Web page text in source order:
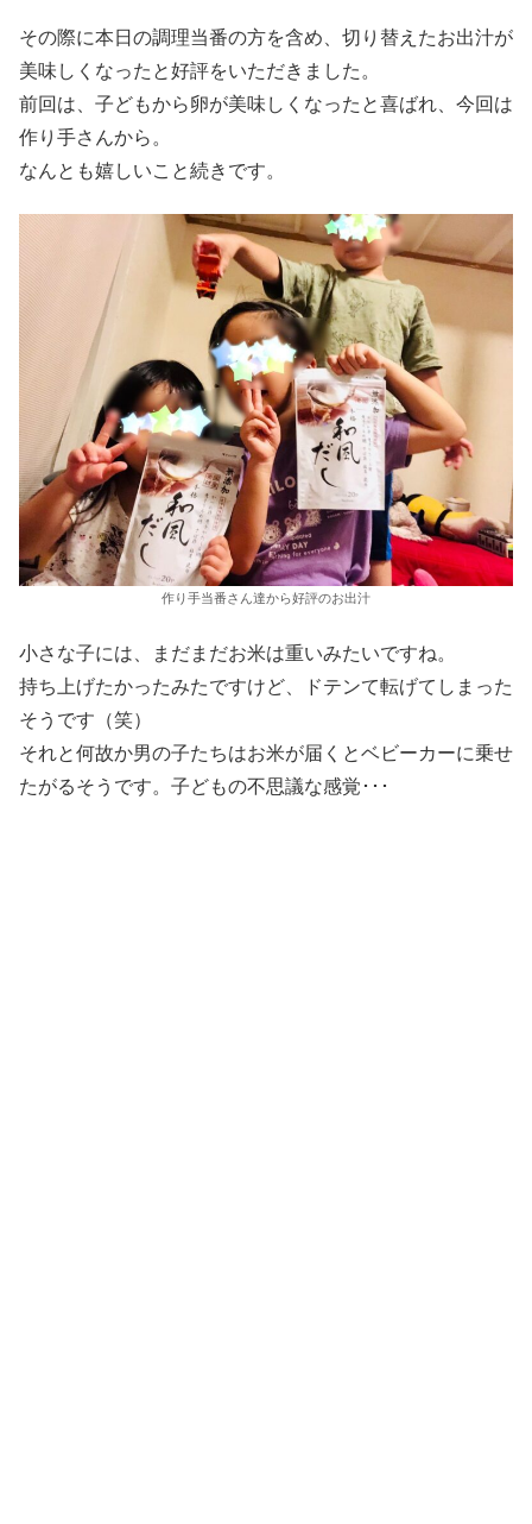
その際に本日の調理当番の方を含め、切り替えたお出汁が
美味しくなったと好評をいただきました。
前回は、子どもから卵が美味しくなったと喜ばれ、今回は
作り手さんから。
なんとも嬉しいこと続きです。
作り手当番さん達から好評のお出汁
小さな子には、まだまだお米は重いみたいですね。
持ち上げたかったみたですけど、ドテンて転げてしまった
そうです（笑）
それと何故か男の子たちはお米が届くとベビーカーに乗せ
たがるそうです。子どもの不思議な感覚･･･